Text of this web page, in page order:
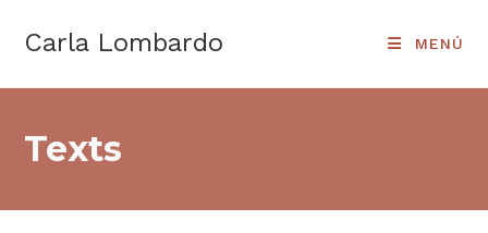
Carla Lombardo MENÚ
Texts